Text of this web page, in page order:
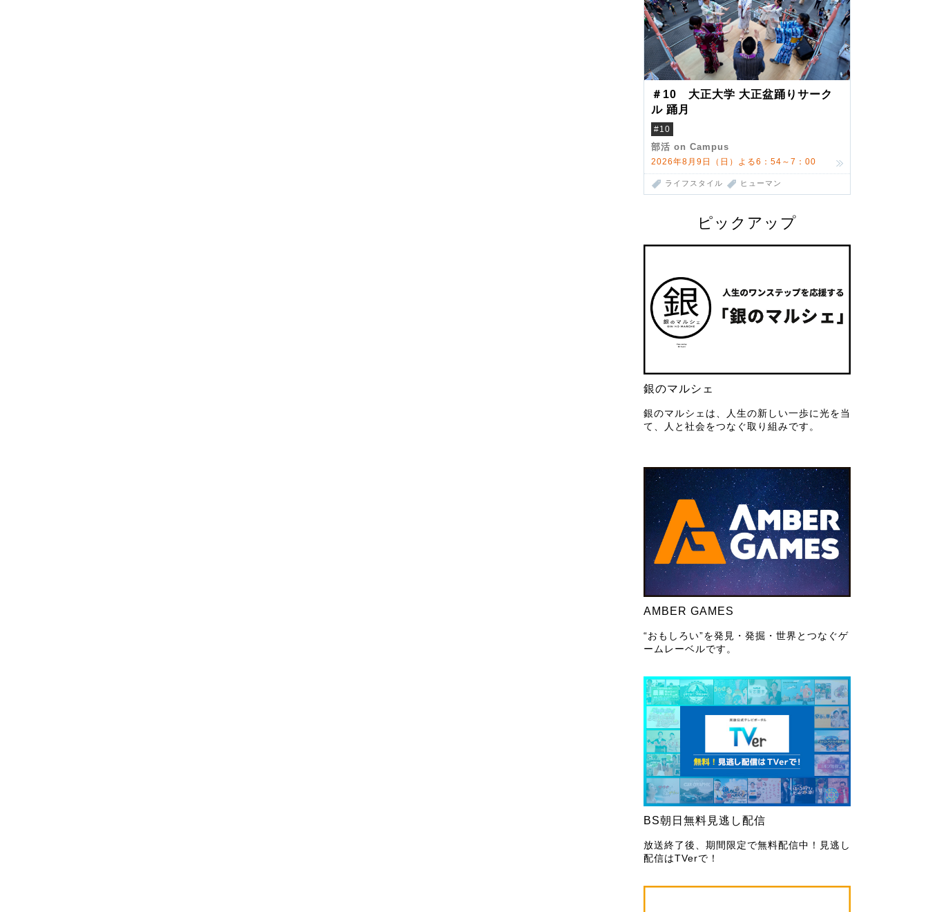
＃10 大正大学 大正盆踊りサーク
ル 踊月
#10
部活 on Campus
2026年8月9日（日）よる6：54～7：00
ライフスタイル ヒューマン
ピックアップ
銀のマルシェ
銀のマルシェは、人生の新しい一歩に光を当
て、人と社会をつなぐ取り組みです。
AMBER GAMES
“おもしろい”を発見・発掘・世界とつなぐゲ
ームレーベルです。
BS朝日無料見逃し配信
放送終了後、期間限定で無料配信中！見逃し
配信はTVerで！